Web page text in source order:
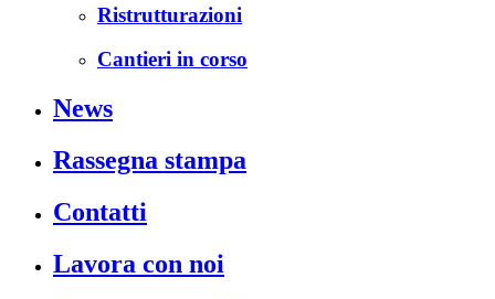
Ristrutturazioni
Cantieri in corso
News
Rassegna stampa
Contatti
Lavora con noi